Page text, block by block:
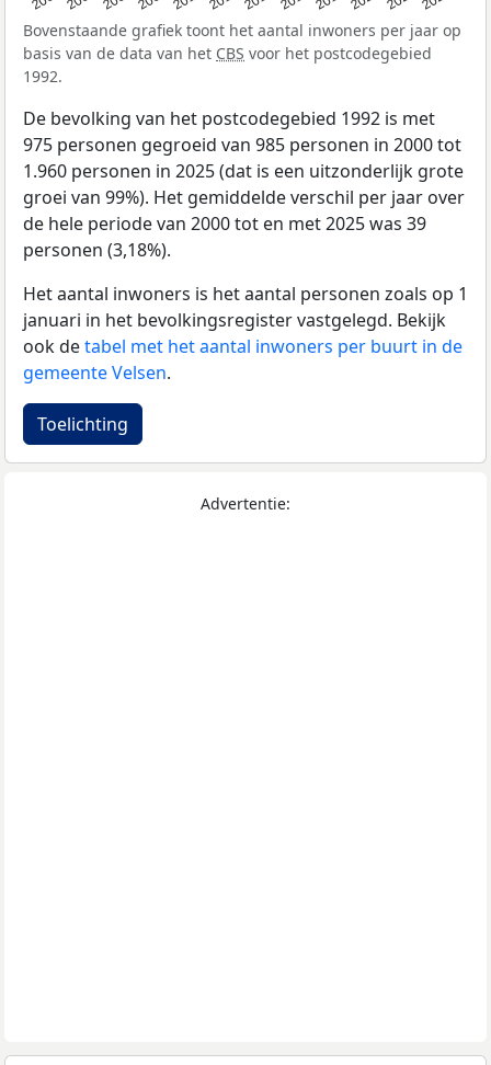
Bovenstaande grafiek toont het aantal inwoners per jaar op
basis van de data van het CBS voor het postcodegebied
1992.
De bevolking van het postcodegebied 1992 is met
975 personen gegroeid van 985 personen in 2000 tot
1.960 personen in 2025 (dat is een uitzonderlijk grote
groei van 99%). Het gemiddelde verschil per jaar over
de hele periode van 2000 tot en met 2025 was 39
personen (3,18%).
Het aantal inwoners is het aantal personen zoals op 1
januari in het bevolkingsregister vastgelegd. Bekijk
ook detabel met het aantal inwoners per buurt in de
gemeente Velsen.
Toelichting
Advertentie: